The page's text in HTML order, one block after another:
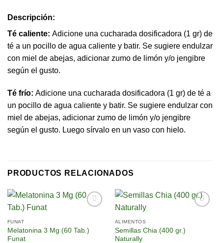
Descripción:
Té caliente: Adicione una cucharada dosificadora (1 gr) de
té a un pocillo de agua caliente y batir. Se sugiere endulzar
con miel de abejas, adicionar zumo de limón y/o jengibre
según el gusto.
Té frío: Adicione una cucharada dosificadora (1 gr) de té a
un pocillo de agua caliente y batir. Se sugiere endulzar con
miel de abejas, adicionar zumo de limón y/o jengibre
según el gusto. Luego sírvalo en un vaso con hielo.
PRODUCTOS RELACIONADOS
lista de
deseos
FUNAT
Melatonina 3 Mg (60 Tab.)
Funat
ALIMENTOS
Semillas Chia (400 gr.)
Naturally